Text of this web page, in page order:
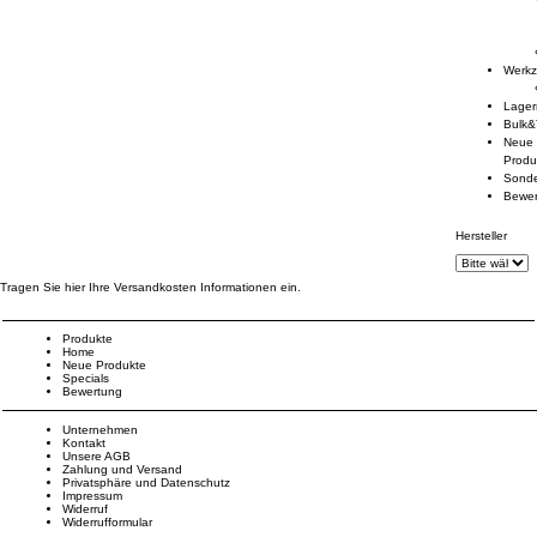
Neue
Hersteller
Tragen Sie hier Ihre Versandkosten Informationen ein.
Produkte
Home
Neue Produkte
Specials
Bewertung
Unternehmen
Kontakt
Unsere AGB
Zahlung und Versand
Privatsphäre und Datenschutz
Impressum
Widerruf
Widerrufformular